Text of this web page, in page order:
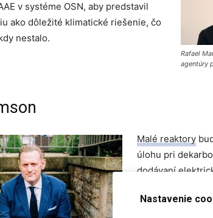
Rafael
agentúry
v systéme OSN, aby predstavil
ako dôležité klimatické riešenie, čo
nestalo.
Malé reaktory
úlohu pri
dodávaní
syntetických
Nastavenie